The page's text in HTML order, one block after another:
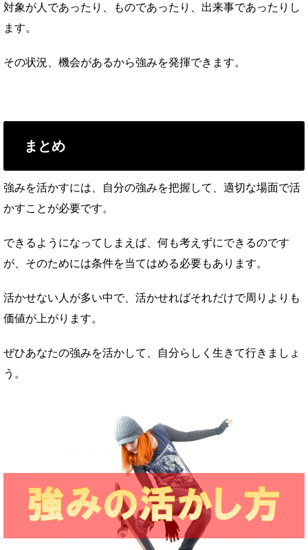
対象が人であったり、ものであったり、出来事であったりし
ます。
その状況、機会があるから強みを発揮できます。
まとめ
強みを活かすには、自分の強みを把握して、適切な場面で活
かすことが必要です。
できるようになってしまえば、何も考えずにできるのです
が、そのためには条件を当てはめる必要もあります。
活かせない人が多い中で、活かせればそれだけで周りよりも
価値が上がります。
ぜひあなたの強みを活かして、自分らしく生きて行きましょ
う。